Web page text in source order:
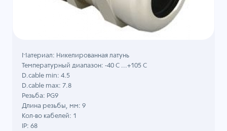
Материал: Никелированная латунь
Температурный диапазон: -40 C ...+105 C
D.cable min: 4.5
D.cable max: 7.8
Резьба: PG9
Длина резьбы, мм: 9
Кол-во кабелей: 1
IP: 68